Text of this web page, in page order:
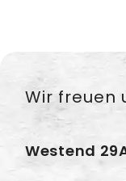
Wir freuen
Westend